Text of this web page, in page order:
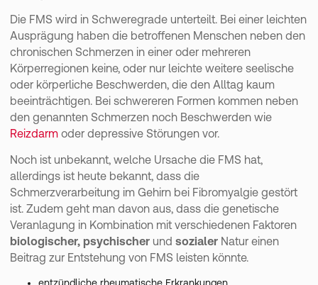
Die FMS wird in Schweregrade unterteilt. Bei einer leichten
Ausprägung haben die betroffenen Menschen neben den
chronischen Schmerzen in einer oder mehreren
Körperregionen keine, oder nur leichte weitere seelische
oder körperliche Beschwerden, die den Alltag kaum
beeinträchtigen. Bei schwereren Formen kommen neben
den genannten Schmerzen noch Beschwerden wie
Reizdarm oder depressive Störungen vor.
Noch ist unbekannt, welche Ursache die FMS hat,
allerdings ist heute bekannt, dass die
Schmerzverarbeitung im Gehirn bei Fibromyalgie gestört
ist. Zudem geht man davon aus, dass die genetische
Veranlagung in Kombination mit verschiedenen Faktoren
biologischer, psychischer und sozialer Natur einen
Beitrag zur Entstehung von FMS leisten könnte.